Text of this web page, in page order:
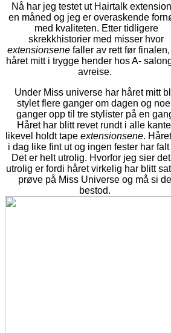
Nå har jeg testet ut Hairtalk
en måned og jeg er overaskende
med kvaliteten. Etter tidligere
skrekkhistorier med misser hvor
extensionsenefaller av rett før finalen,
håret mitt i trygge hender hos A-
avreise.
Under Miss universehar håret mitt
stylet flere ganger om dagen og
ganger opp til tre stylister på en
Håret har blitt revet rundt i alle
likevel holdt tape extensionsene.
i dag like fint ut og ingen fester har falt
Det er helt utrolig. Hvorfor jeg sier
utrolig er fordi håret virkelig har blitt
prøve på Miss Universe og må si
bestod.